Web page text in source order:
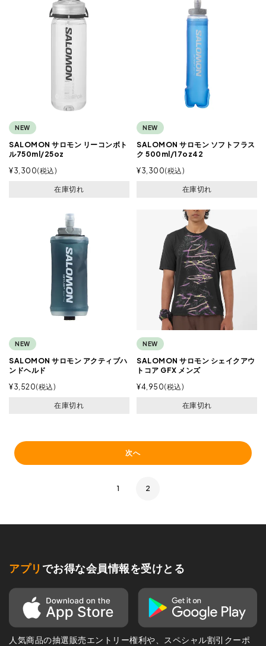
NEW
SALOMON サロモン リーコンボト
ル750ml/25oz
¥3,300 税込
在庫切れ
NEW
SALOMON サロモン ソフトフラス
ク 500ml/17oz42
¥3,300 税込
在庫切れ
NEW
SALOMON サロモン アクティブハ
ンドヘルド
¥3,520 税込
在庫切れ
NEW
SALOMON サロモン シェイクアウ
トコア GFX メンズ
¥4,950 税込
在庫切れ
次へ
1 2
アプリ でお得な会員情報を受けとる
人気商品の抽選販売エントリー権利や、スペシャル割引クーポ